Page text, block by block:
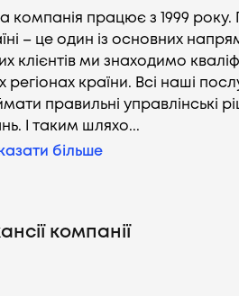
компанія працює з 1999 року.
– це один із основних
клієнтів ми знаходимо
регіонах країни. Всі наші
правильні управлінські
І таким шляхо...
більше
компанії